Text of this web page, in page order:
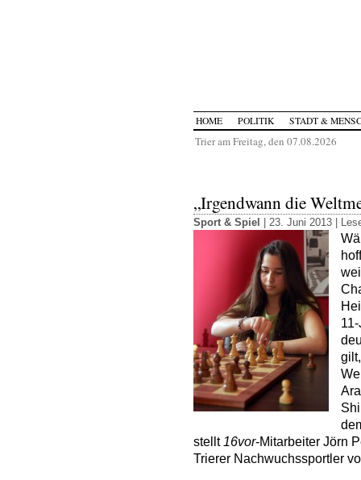
HOME POLITIK STADT &
Trier am Freitag, den 07.08.2026
„Irgendwann die
Sport & Spiel | 23. Juni 2013 |
stellt 16vor-Mitarbeiter Jörn
Trierer Nachwuchssportler